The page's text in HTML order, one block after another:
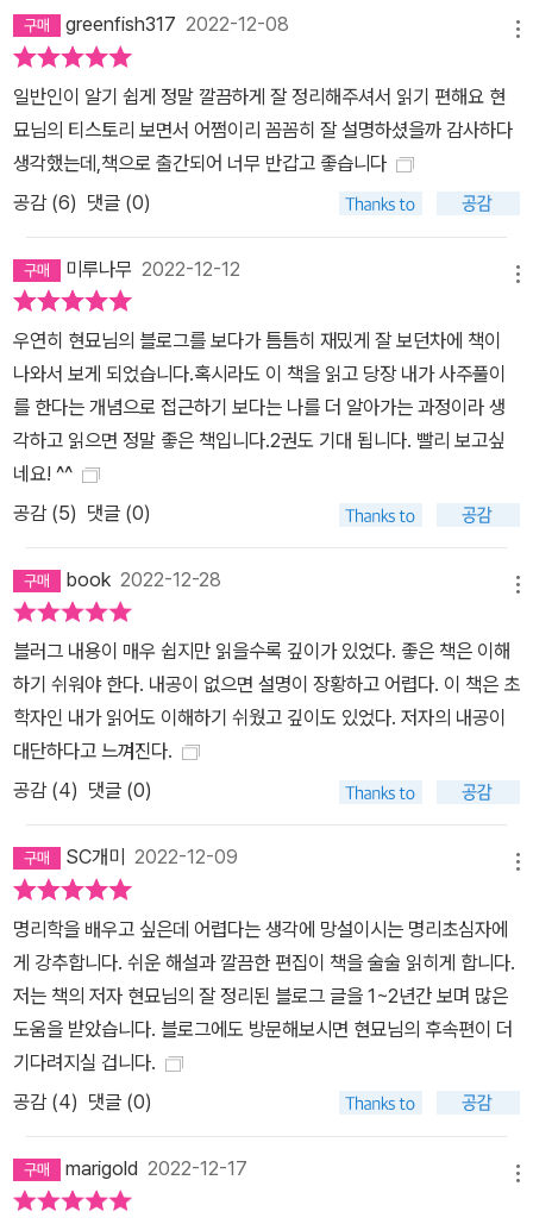
greenfish317 2022-12-08
일반인이 알기 쉽게 정말 깔끔하게 잘 정리해주셔서 읽기 편해요 현
묘님의 티스토리 보면서 어쩜이리 꼼꼼히 잘 설명하셨을까 감사하다
생각했는데,책으로 출간되어 너무 반갑고 좋습니다
공감 (6) 댓글 (0)
미루나무 2022-12-12
우연히 현묘님의 블로그를 보다가 틈틈히 재밌게 잘 보던차에 책이
나와서 보게 되었습니다.혹시라도 이 책을 읽고 당장 내가 사주풀이
를 한다는 개념으로 접근하기 보다는 나를 더 알아가는 과정이라 생
각하고 읽으면 정말 좋은 책입니다.2권도 기대 됩니다. 빨리 보고싶
네요! ^^
공감 (5) 댓글 (0)
book 2022-12-28
블러그 내용이 매우 쉽지만 읽을수록 깊이가 있었다. 좋은 책은 이해
하기 쉬워야 한다. 내공이 없으면 설명이 장황하고 어렵다. 이 책은 초
학자인 내가 읽어도 이해하기 쉬웠고 깊이도 있었다. 저자의 내공이
대단하다고 느껴진다.
공감 (4) 댓글 (0)
SC개미 2022-12-09
명리학을 배우고 싶은데 어렵다는 생각에 망설이시는 명리초심자에
게 강추합니다. 쉬운 해설과 깔끔한 편집이 책을 술술 읽히게 합니다.
저는 책의 저자 현묘님의 잘 정리된 블로그 글을 1~2년간 보며 많은
도움을 받았습니다. 블로그에도 방문해보시면 현묘님의 후속편이 더
기다려지실 겁니다.
공감 (4) 댓글 (0)
marigold 2022-12-17